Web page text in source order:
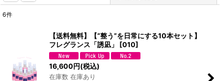
6件
【送料無料】【“整う”を日常にする10本セット】
フレグランス「誘凪」
[010]
16,600円(税込)
在庫数 在庫あり